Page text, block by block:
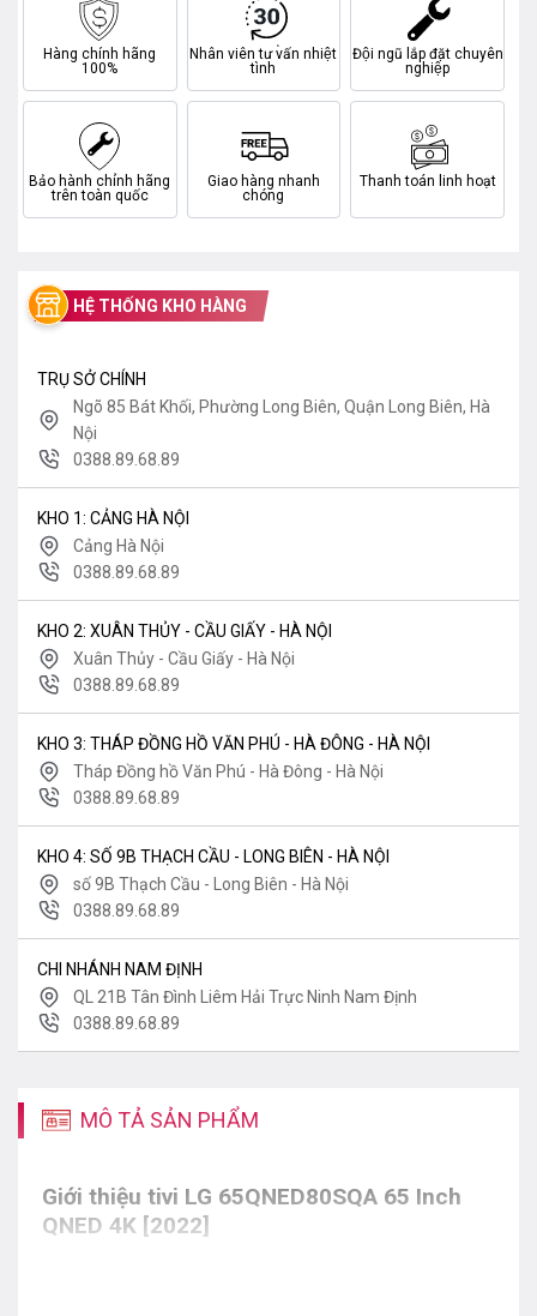
Hàng chính hãng
100%
Nhân viên tư vấn nhiệt
tình
Đội ngũ lắp đặt chuyên
nghiệp
Bảo hành chính hãng
trên toàn quốc
Giao hàng nhanh
chóng
Thanh toán linh hoạt
HỆ THỐNG KHO HÀNG
TRỤ SỞ CHÍNH
Ngõ 85 Bát Khối, Phường Long Biên, Quận Long Biên, Hà
Nội
0388.89.68.89
KHO 1: CẢNG HÀ NỘI
Cảng Hà Nội
0388.89.68.89
KHO 2: XUÂN THỦY - CẦU GIẤY - HÀ NỘI
Xuân Thủy - Cầu Giấy - Hà Nội
0388.89.68.89
KHO 3: THÁP ĐỒNG HỒ VĂN PHÚ - HÀ ĐÔNG - HÀ NỘI
Tháp Đồng hồ Văn Phú - Hà Đông - Hà Nội
0388.89.68.89
KHO 4: SỐ 9B THẠCH CẦU - LONG BIÊN - HÀ NỘI
số 9B Thạch Cầu - Long Biên - Hà Nội
0388.89.68.89
CHI NHÁNH NAM ĐỊNH
QL 21B Tân Đình Liêm Hải Trực Ninh Nam Định
0388.89.68.89
MÔ TẢ SẢN PHẨM
Giới thiệu tivi LG 65QNED80SQA 65 Inch
QNED 4K [2022]